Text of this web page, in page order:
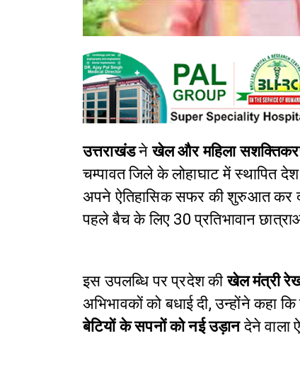
उत्तराखंडनेखेल और महिला
चम्पावत जिले के लोहाघाट में स्थापित
अपने ऐतिहासिक सफर की शुरुआत कर दी
पहले बैच के लिए 30 प्रतिभावान
इस उपलब्धि पर प्रदेश कीखेल मंत्री
अभिभावकों को बधाई दी, उन्होंने कहा
बेटियों के सपनों को नई उड़ानदेने वाला